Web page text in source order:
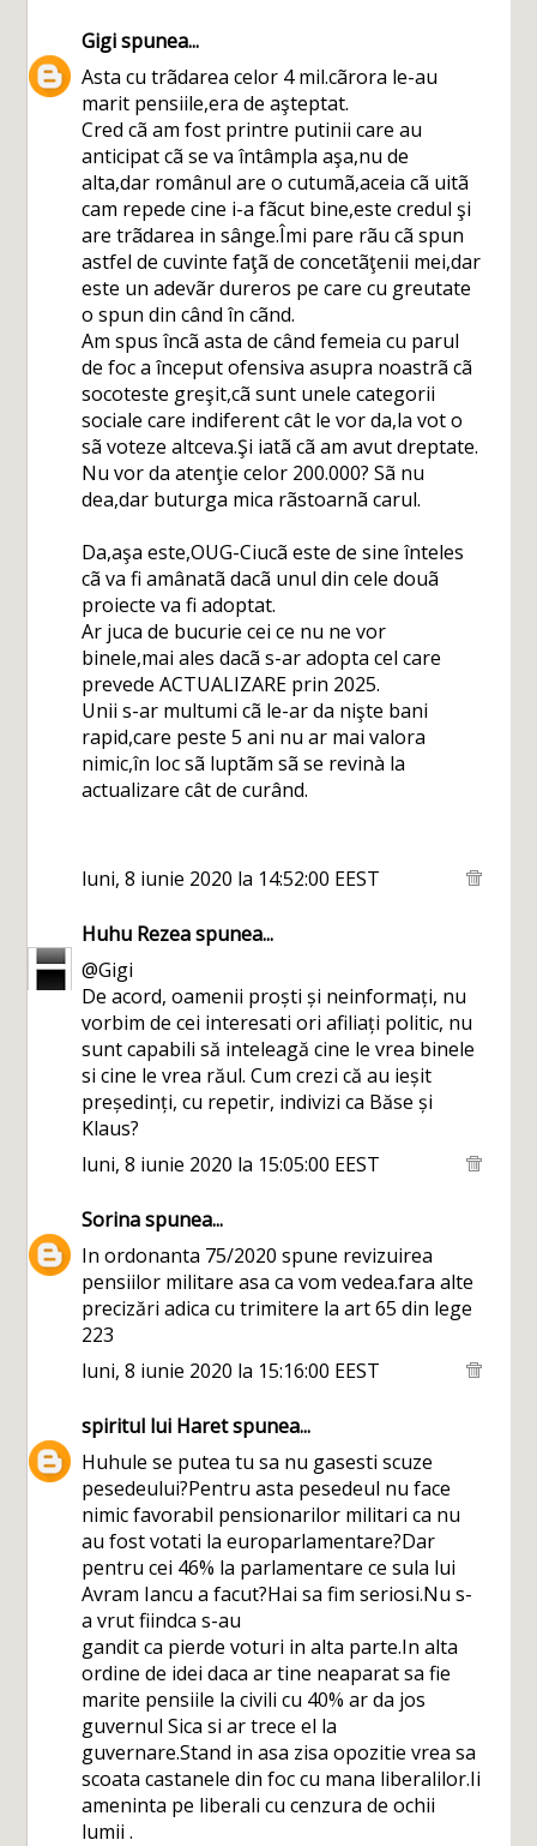
Gigispunea...
Asta cu trãdarea celor 4 mil.cãrora le-au
marit pensiile,era de aşteptat.
Cred cã am fost printre putinii care au
anticipat cã se va întâmpla aşa,nu de
alta,dar românul are o cutumã,aceia cã uitã
cam repede cine i-a fãcut bine,este credul şi
are trãdarea in sânge.Îmi pare rãu cã spun
astfel de cuvinte faţã de concetãţenii mei,dar
este un adevãr dureros pe care cu greutate
o spun din când în cãnd.
Am spus încã asta de când femeia cu parul
de foc a început ofensiva asupra noastrã cã
socoteste greşit,cã sunt unele categorii
sociale care indiferent cât le vor da,la vot o
sã voteze altceva.Şi iatã cã am avut dreptate.
Nu vor da atenţie celor 200.000? Sã nu
dea,dar buturga mica rãstoarnã carul.
Da,aşa este,OUG-Ciucã este de sine înteles
cã va fi amânatã dacã unul din cele douã
proiecte va fi adoptat.
Ar juca de bucurie cei ce nu ne vor
binele,mai ales dacã s-ar adopta cel care
prevede ACTUALIZARE prin 2025.
Unii s-ar multumi cã le-ar da nişte bani
rapid,care peste 5 ani nu ar mai valora
nimic,în loc sã luptãm sã se revinà la
actualizare cât de curând.
luni, 8 iunie 2020 la 14:52:00 EEST
Huhu Rezeaspunea...
@Gigi
De acord, oamenii proști și neinformați, nu
vorbim de cei interesati ori afiliați politic, nu
sunt capabili să inteleagă cine le vrea binele
si cine le vrea răul. Cum crezi că au ieșit
președinți, cu repetir, indivizi ca Băse și
Klaus?
luni, 8 iunie 2020 la 15:05:00 EEST
Sorinaspunea...
In ordonanta 75/2020 spune revizuirea
pensiilor militare asa ca vom vedea.fara alte
precizări adica cu trimitere la art 65 din lege
223
luni, 8 iunie 2020 la 15:16:00 EEST
spiritul lui Haretspunea...
Huhule se putea tu sa nu gasesti scuze
pesedeului?Pentru asta pesedeul nu face
nimic favorabil pensionarilor militari ca nu
au fost votati la europarlamentare?Dar
pentru cei 46% la parlamentare ce sula lui
Avram Iancu a facut?Hai sa fim seriosi.Nu s-
a vrut fiindca s-au
gandit ca pierde voturi in alta parte.In alta
ordine de idei daca ar tine neaparat sa fie
marite pensiile la civili cu 40% ar da jos
guvernul Sica si ar trece el la
guvernare.Stand in asa zisa opozitie vrea sa
scoata castanele din foc cu mana liberalilor.Ii
ameninta pe liberali cu cenzura de ochii
lumii .